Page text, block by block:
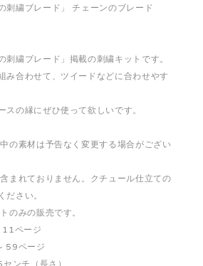
刺繍ブレード」 チェーンのブレード
刺繍ブレード」掲載の刺繍キットです。
み合わせて、ツイードなどに合わせやす
スの縁にぜひ使って欲しいです。
の素材は予告なく変更する場合がござい
まれておりません。クチュール仕立ての
ださい。
のみの販売です。
11ページ
59ページ
ンチ（長さ）